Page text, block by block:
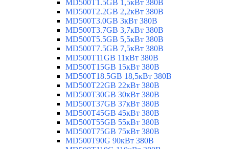
MD500T1.5GB 1,5кВт 380В
MD500T2.2GB 2,2кВт 380В
MD500T3.0GB 3кВт 380В
MD500T3.7GB 3,7кВт 380В
MD500T5.5GB 5,5кВт 380В
MD500T7.5GB 7,5кВт 380В
MD500T11GB 11кВт 380В
MD500T15GB 15кВт 380В
MD500T18.5GB 18,5кВт 380В
MD500T22GB 22кВт 380В
MD500T30GB 30кВт 380В
MD500T37GB 37кВт 380В
MD500T45GB 45кВт 380В
MD500T55GB 55кВт 380В
MD500T75GB 75кВт 380В
MD500T90G 90кВт 380В